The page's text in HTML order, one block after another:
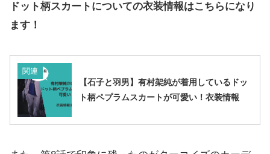
ドット柄スカートについての衣装情報はこちらになり
ます！
関連
【石子と羽男】有村架純が着用しているドッ
ト柄ペプラムスカートが可愛い！衣装情報